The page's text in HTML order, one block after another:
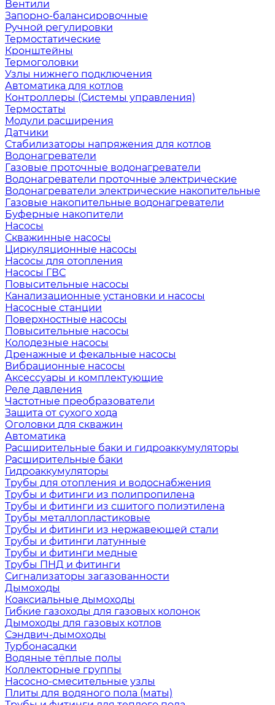
Вентили
Запорно-балансировочные
Ручной регулировки
Термостатические
Кронштейны
Термоголовки
Узлы нижнего подключения
Автоматика для котлов
Контроллеры (Системы управления)
Термостаты
Модули расширения
Датчики
Стабилизаторы напряжения для котлов
Водонагреватели
Газовые проточные водонагреватели
Водонагреватели проточные электрические
Водонагреватели электрические накопительные
Газовые накопительные водонагреватели
Буферные накопители
Насосы
Скважинные насосы
Циркуляционные насосы
Насосы для отопления
Насосы ГВС
Повысительные насосы
Канализационные установки и насосы
Насосные станции
Поверхностные насосы
Повысительные насосы
Колодезные насосы
Дренажные и фекальные насосы
Вибрационные насосы
Аксессуары и комплектующие
Реле давления
Частотные преобразователи
Защита от сухого хода
Оголовки для скважин
Автоматика
Расширительные баки и гидроаккумуляторы
Расширительные баки
Гидроаккумуляторы
Трубы для отопления и водоснабжения
Трубы и фитинги из полипропилена
Трубы и фитинги из сшитого полиэтилена
Трубы металлопластиковые
Трубы и фитинги из нержавеющей стали
Трубы и фитинги латунные
Трубы и фитинги медные
Трубы ПНД и фитинги
Сигнализаторы загазованности
Дымоходы
Коаксиальные дымоходы
Гибкие газоходы для газовых колонок
Дымоходы для газовых котлов
Сэндвич-дымоходы
Турбонасадки
Водяные тёплые полы
Коллекторные группы
Насосно-смесительные узлы
Плиты для водяного пола (маты)